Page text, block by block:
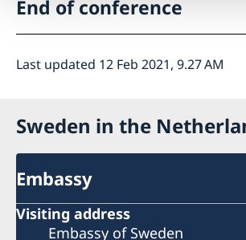
End of conference
Last updated 12 Feb 2021, 9.27 AM
Sweden in the
Embassy
Visiting address
Embassy of Sweden